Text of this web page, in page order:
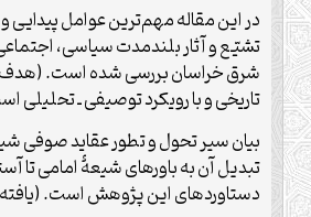
در این مقاله مهم‌ترین عوامل
تشیّع و آثار بلندمدت سیاسی،
شرق خراسان بررسی شده است.
تاریخی و با رویکرد توصیفی ـ
بیان سیر تحول و تطور عقاید صوفی
تبدیل آن به باورهای شیعۀ امامی تا
دستاوردهای این پژوهش است.